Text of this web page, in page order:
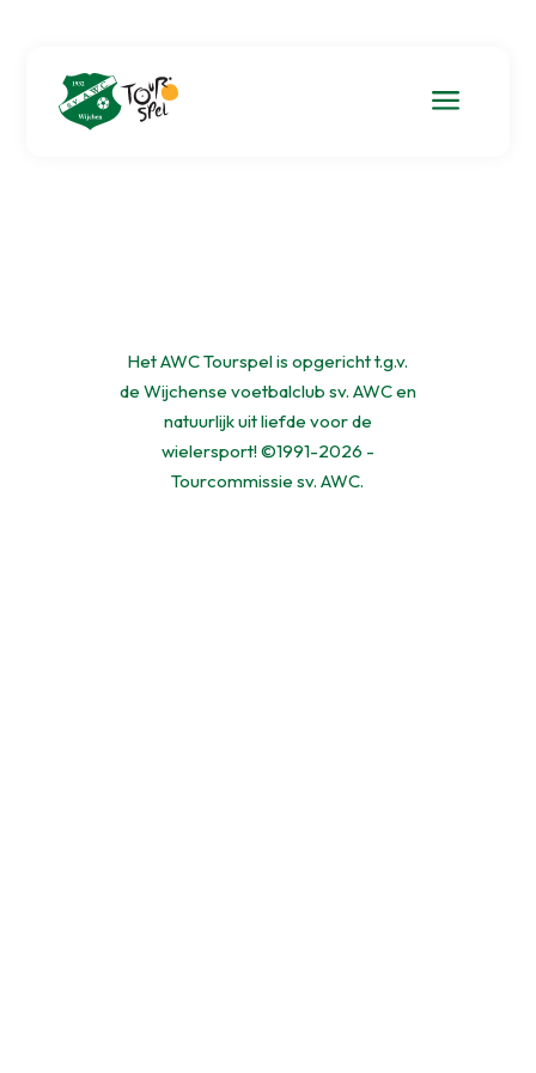
a
Het AWC Tourspel is opgericht t.g.v.
de Wijchense voetbalclub sv. AWC en
natuurlijk uit liefde voor de
wielersport! ©1991-2026 -
Tourcommissie sv. AWC.